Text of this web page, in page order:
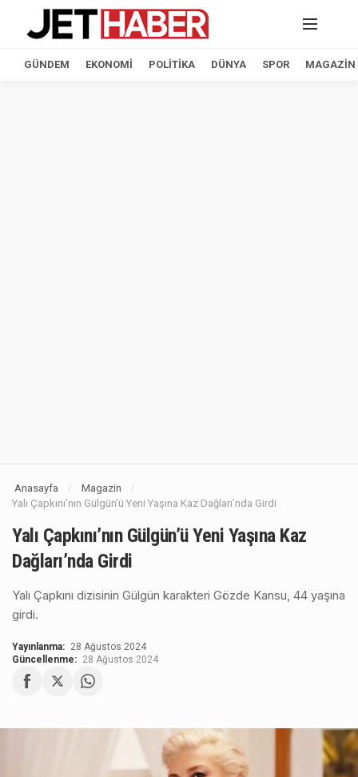
GÜNDEM EKONOMI POLITIKA DÜNYA SPOR MAGAZIN
Anasayfa / Magazin /
Yalı Çapkını’nın Gülgün’ü Yeni Yaşına Kaz Dağları’nda Girdi
Yalı Çapkını’nın Gülgün’ü Yeni Yaşına Kaz
Dağları’nda Girdi
Yalı Çapkını dizisinin Gülgün karakteri Gözde Kansu, 44 yaşına
girdi.
Yayınlanma: 28 Ağustos 2024
Güncellenme: 28 Ağustos 2024